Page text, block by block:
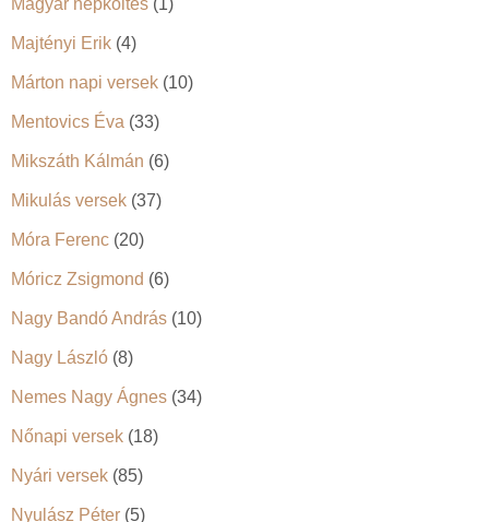
Majtényi Erik (4)
Márton napi versek (10)
Mentovics Éva (33)
Mikszáth Kálmán (6)
Mikulás versek (37)
Móra Ferenc (20)
Móricz Zsigmond (6)
Nagy Bandó András (10)
Nagy László (8)
Nemes Nagy Ágnes (34)
Nőnapi versek (18)
Nyári versek (85)
Nyulász Péter (5)